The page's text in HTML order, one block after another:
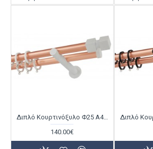
Διπλό Κουρτινόξυλο Φ25 Α4144 Χαλκός Ματ / Λευκό
140.00€